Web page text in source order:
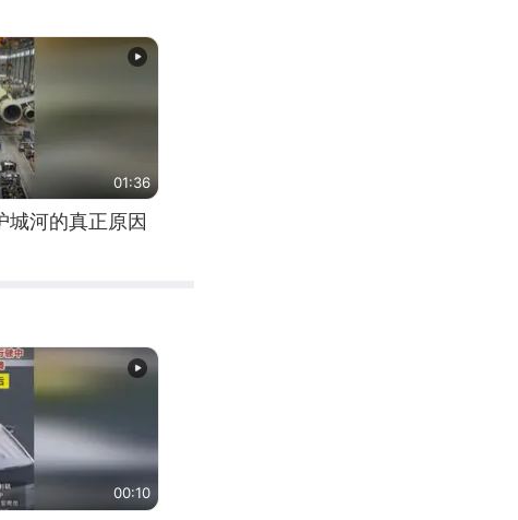
01:36
城河的真正原因
00:10